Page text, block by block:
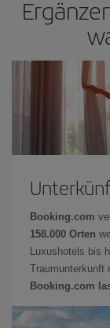
Booking.com
158.000 Orten
Luxushotels bis
Traumunterkunft
Booking.com